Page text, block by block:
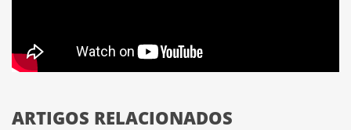
ARTIGOS RELACIONADOS